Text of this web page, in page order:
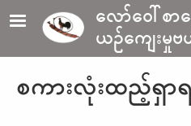
Skip to main content
လော်ဝေါ်စာ
ယဉ်ကျေးမှု
စကားလုံးထည့်ရှာ